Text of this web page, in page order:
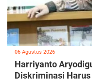
06 Agustus 2026
Harriyanto
Diskriminasi